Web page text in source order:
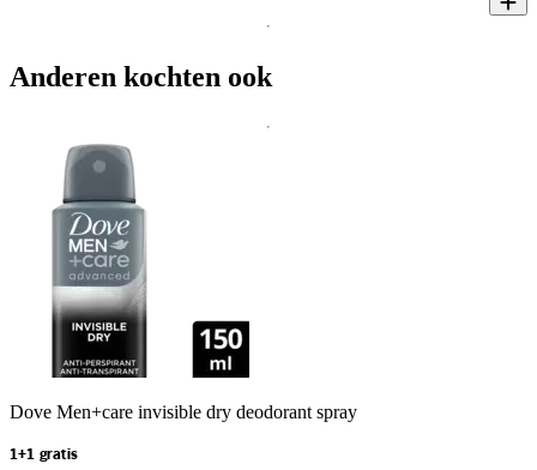
Anderen kochten ook
Dove Men+care invisible dry deodorant spray
1+1 gratis